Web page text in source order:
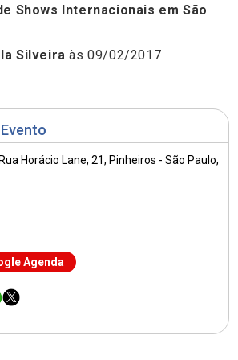
Rua Horácio Lane, 21, Pinheiros - São Paulo,
Agenda
Shows Internacionais em São
Silveira às 09/02/2017